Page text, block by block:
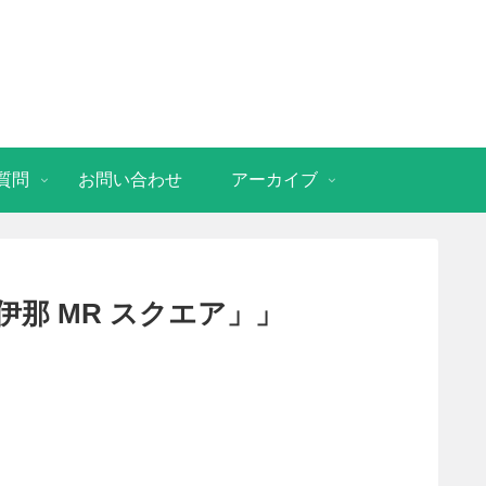
問 お問い合わせ アーカイブ
MR スクエア」」